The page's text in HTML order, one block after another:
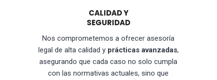
CALIDAD Y
SEGURIDAD
Nos comprometemos a ofrecer asesoría
legal de alta calidad y prácticas avanzadas,
asegurando que cada caso no solo cumpla
con las normativas actuales, sino que